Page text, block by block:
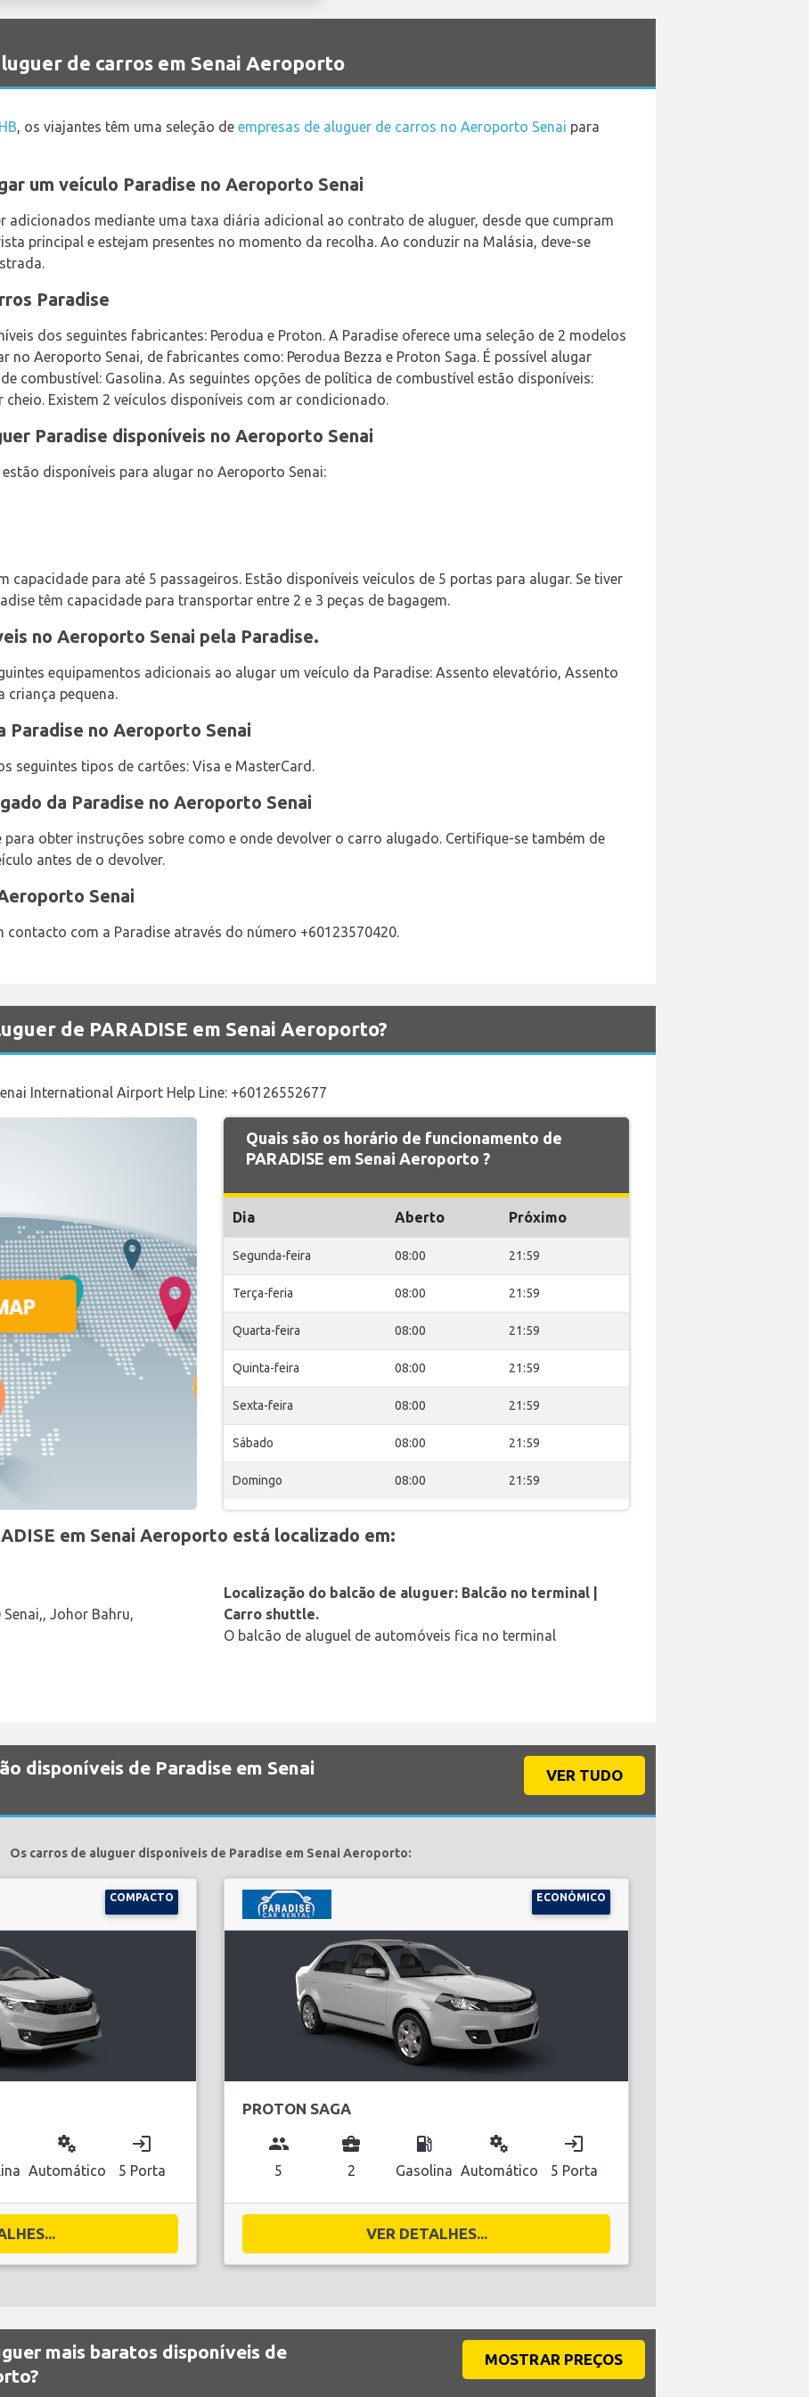
de carros em Senai Aeroporto
, os viajantes têm uma seleção de empresas de aluguer de carros no Aeroporto Senai para
um veículo Paradise no Aeroporto Senai
adicionados mediante uma taxa diária adicional ao contrato de aluguer, desde que cumpram
principal e estejam presentes no momento da recolha. Ao conduzir na Malásia, deve-se
Paradise
dos seguintes fabricantes: Perodua e Proton. A Paradise oferece uma seleção de 2 modelos
no Aeroporto Senai, de fabricantes como: Perodua Bezza e Proton Saga. É possível alugar
combustível: Gasolina. As seguintes opções de política de combustível estão disponíveis:
cheio. Existem 2 veículos disponíveis com ar condicionado.
Paradise disponíveis no Aeroporto Senai
disponíveis para alugar no Aeroporto Senai:
capacidade para até 5 passageiros. Estão disponíveis veículos de 5 portas para alugar. Se tiver
têm capacidade para transportar entre 2 e 3 peças de bagagem.
no Aeroporto Senai pela Paradise.
equipamentos adicionais ao alugar um veículo da Paradise: Assento elevatório, Assento
criança pequena.
Paradise no Aeroporto Senai
seguintes tipos de cartões: Visa e MasterCard.
da Paradise no Aeroporto Senai
para obter instruções sobre como e onde devolver o carro alugado. Certifique-se também de
antes de o devolver.
Senai
contacto com a Paradise através do número +60123570420.
de PARADISE em Senai Aeroporto?
International Airport Help Line: +60126552677
Quais são os horário de funcionamento de
PARADISE em Senai Aeroporto ?
Dia Aberto Próximo
Segunda-feira 08:00 21:59
Terça-feria 08:00 21:59
Quarta-feira 08:00 21:59
Quinta-feira 08:00 21:59
Sexta-feira 08:00 21:59
Sábado 08:00 21:59
Domingo 08:00 21:59
em Senai Aeroporto está localizado em:
Johor Bahru,
Localização do balcão de aluguer: Balcão no terminal |
Carro shuttle.
O balcão de aluguel de automóveis fica no terminal
disponíveis de Paradise em Senai
VER TUDO
Os carros de aluguer disponíveis de Paradise em Senai Aeroporto:
COMPACTO
miscellaneous_services
Automático
login
5 Porta
ECONÓMICO
PROTON SAGA
group
5
business_center
2
local_gas_station
Gasolina
miscellaneous_services
Automático
login
5 Porta
VER DETALHES...
mais baratos disponíveis de
MOSTRAR PREÇOS